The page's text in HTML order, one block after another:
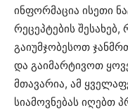
ინფორმაცია ისეთი
რეცეპტების
გაიუმჯობესოთ
და გაიმარტივოთ
მთავარია, ამ
სიამოვნებას იღებთ